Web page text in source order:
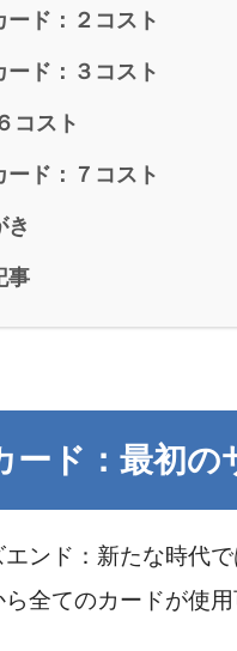
ード：２コスト
ード：３コスト
コスト
ード：７コスト
き
事
ード：最初の
エンド：新たな時代
全てのカードが使